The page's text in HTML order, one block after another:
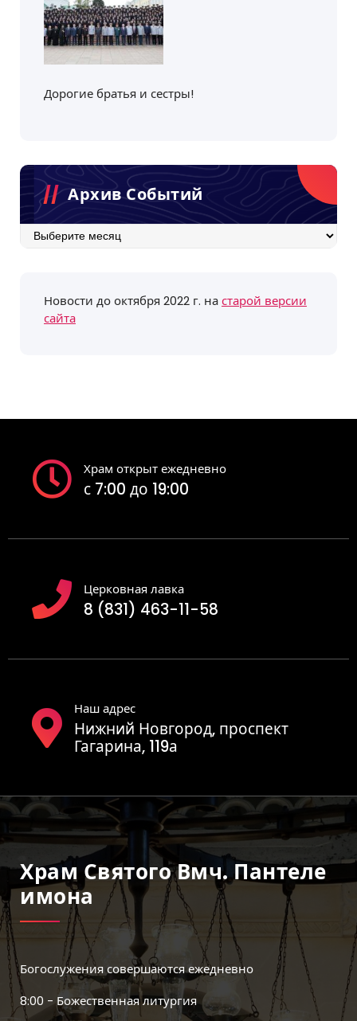
Дорогие братья и сестры!
Архив Событий
Архив
Новости до октября 2022 г. настарой версии
сайта
Храм открыт ежедневно
с 7:00 до 19:00
Церковная лавка
8 (831) 463-11-58
Наш адрес
Нижний Новгород, проспект
Гагарина, 119а
Храм Святого Вмч. Пантеле
Имона
Богослужения совершаются ежедневно
8:00 - Божественная литургия